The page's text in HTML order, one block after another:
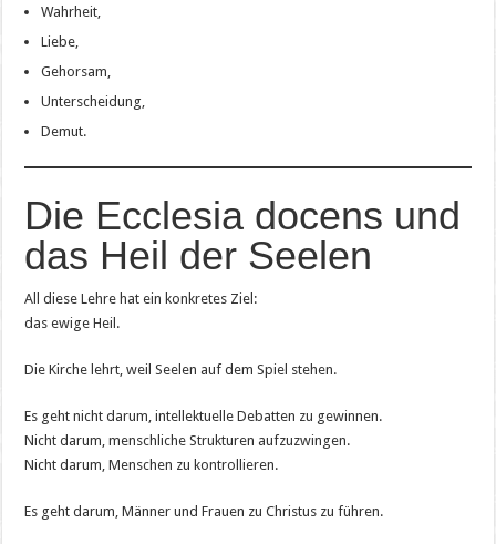
Wahrheit,
Liebe,
Gehorsam,
Unterscheidung,
Demut.
Die Ecclesia docens und
das Heil der Seelen
All diese Lehre hat ein konkretes Ziel:
das ewige Heil.
Die Kirche lehrt, weil Seelen auf dem Spiel stehen.
Es geht nicht darum, intellektuelle Debatten zu gewinnen.
Nicht darum, menschliche Strukturen aufzuzwingen.
Nicht darum, Menschen zu kontrollieren.
Es geht darum, Männer und Frauen zu Christus zu führen.